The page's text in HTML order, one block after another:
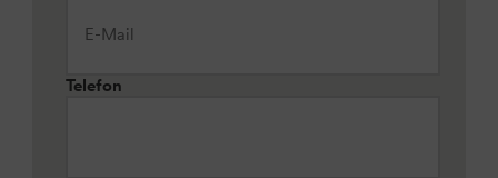
Telefon